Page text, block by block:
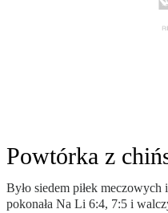
Powtórka z
Było siedem piłek
pokonała Na Li 6:4, 7:5 i